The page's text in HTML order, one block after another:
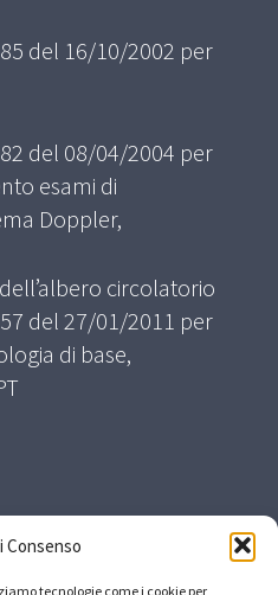
Consenso
tecnologie come i cookie per
del 16/10/2002 per
del 08/04/2004 per
esami di
Doppler,
circolatorio
del 27/01/2011 per
di base,